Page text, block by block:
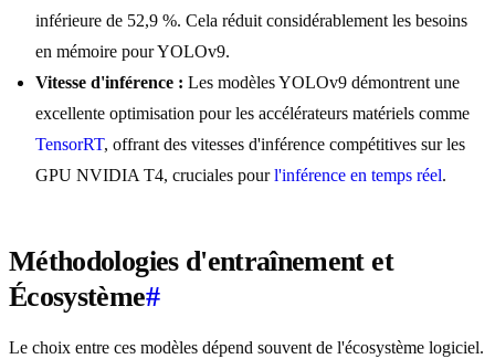
inférieure de 52,9 %. Cela réduit considérablement les besoins
en mémoire pour YOLOv9.
Vitesse d'inférence : Les modèles YOLOv9 démontrent une
excellente optimisation pour les accélérateurs matériels comme
TensorRT, offrant des vitesses d'inférence compétitives sur les
GPU NVIDIA T4, cruciales pourl'inférence en temps réel.
Méthodologies d'entraînement et
Écosystème#
Le choix entre ces modèles dépend souvent de l'écosystème logiciel.